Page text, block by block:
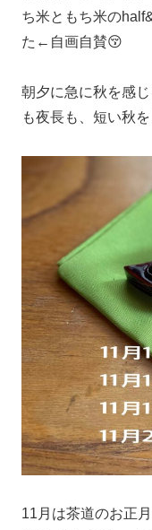
ち米ともち米の
た←自画自賛😚
朝夕に急に秋を感
も夜長も、短い秋
11月は茶道のお正